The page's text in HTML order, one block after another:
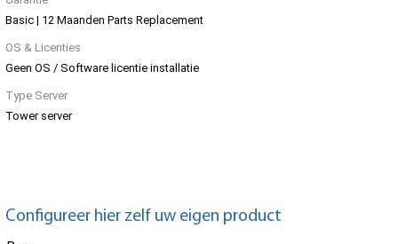
Basic | 12 Maanden Parts Replacement
OS & Licenties
Geen OS / Software licentie installatie
Type Server
Tower server
Configureer hier zelf uw eigen product